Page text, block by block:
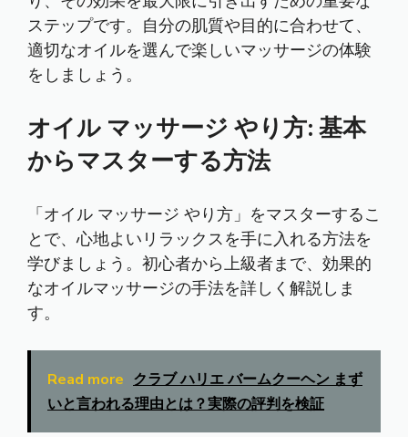
ステップです。自分の肌質や目的に合わせて、
適切なオイルを選んで楽しいマッサージの体験
をしましょう。
オイル マッサージ やり方: 基本
からマスターする方法
「オイル マッサージ やり方」をマスターするこ
とで、心地よいリラックスを手に入れる方法を
学びましょう。初心者から上級者まで、効果的
なオイルマッサージの手法を詳しく解説しま
す。
Read more クラブ ハリエ バームクーヘン まず
いと言われる理由とは？実際の評判を検証